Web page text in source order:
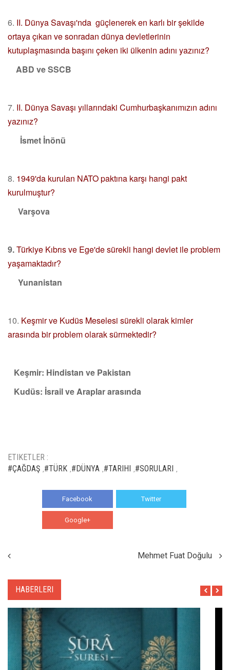
6. II. Dünya Savaşı'nda güçlenerek en karlı bir şekilde
ortaya çıkan ve sonradan dünya devletlerinin
kutuplaşmasında başını çeken iki ülkenin adını yazınız?
ABD ve SSCB
7. II. Dünya Savaşı yıllarındaki Cumhurbaşkanımızın adını
yazınız?
İsmet İnönü
8. 1949'da kurulan NATO paktına karşı hangi pakt
kurulmuştur?
Varşova
9.Türkiye Kıbrıs ve Ege'de sürekli hangi devlet ile problem
yaşamaktadır?
Yunanistan
10. Keşmir ve Kudüs Meselesi sürekli olarak kimler
arasında bir problem olarak sürmektedir?
Keşmir: Hindistan ve Pakistan
Kudüs: İsrail ve Araplar arasında
ETIKETLER :
#ÇAĞDAŞ #TÜRK #DÜNYA #TARIHI #SORULARI
Facebook Twitter
Google+
Mehmet Fuat Doğulu
HABERLERI